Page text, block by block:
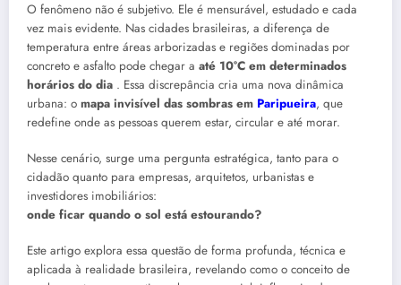
O fenômeno não é subjetivo. Ele é mensurável, estudado e cada
vez mais evidente. Nas cidades brasileiras, a diferença de
temperatura entre áreas arborizadas e regiões dominadas por
concreto e asfalto pode chegar a até 10°C em determinados
horários do dia . Essa discrepância cria uma nova dinâmica
urbana: o mapa invisível das sombras em Paripueira, que
redefine onde as pessoas querem estar, circular e até morar.
Nesse cenário, surge uma pergunta estratégica, tanto para o
cidadão quanto para empresas, arquitetos, urbanistas e
investidores imobiliários:
onde ficar quando o sol está estourando?
Este artigo explora essa questão de forma profunda, técnica e
aplicada à realidade brasileira, revelando como o conceito de